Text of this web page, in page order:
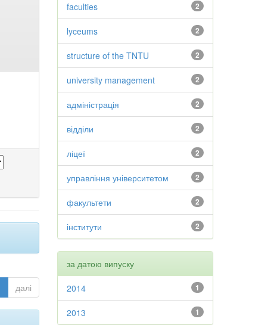
далі
2
faculties
2
lyceums
2
structure of the TNTU
2
university management
2
адміністрація
2
відділи
2
ліцеї
2
управління університетом
2
факультети
2
інститути
за датою випуску
1
2014
1
2013